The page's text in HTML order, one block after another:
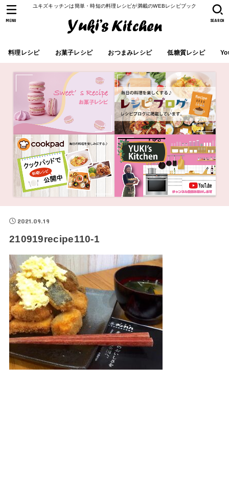
ユキズキッチンは簡単・時短の料理レシピが満載のWEBレシピブック
料理レシピ お菓子レシピ おつまみレシピ 低糖質レシピ
SEARCH
MENU
2021.09.19
210919recipe110-1